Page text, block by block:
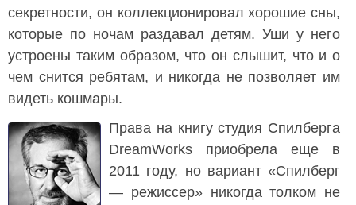
секретности, он коллекционировал хорошие сны,
которые по ночам раздавал детям. Уши у него
устроены таким образом, что он слышит, что и о
чем снится ребятам, и никогда не позволяет им
видеть кошмары.
Права на книгу студия Спилберга
DreamWorks приобрела еще в
2011 году, но вариант «Спилберг
— режиссер» никогда толком не